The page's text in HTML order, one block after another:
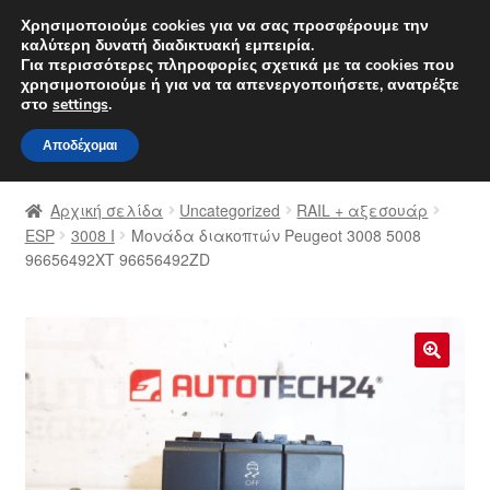
ΑΠΟΣΤΟΛΗ από 7 EUR
Δευτέρα-Παρ. 9 π.μ. - 4 μ.μ.
Απευθείας
μετάβαση
στην
πλοήγηση
Μετάβαση
σε
περιεχόμενο
Αρχική
Διαδικασία Παραπόνων
Ο λογαριασμός μου
Αρχική σελίδα Uncategorized
RAIL + αξεσουάρ
ESP
3008 Ι
Μονάδα διακοπτών Peugeot 3008 5008
96656492XT 96656492ZD
Χρησιμοποιούμε cookies για να σας προσφέρουμε την
καλύτερη δυνατή διαδικτυακή εμπειρία.
Για περισσότερες πληροφορίες σχετικά με τα cookies που
χρησιμοποιούμε ή για να τα απενεργοποιήσετε, ανατρέξτε
στο settings.
Αποδέχομαι